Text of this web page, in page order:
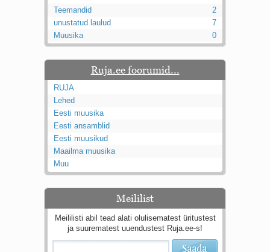
Teemandid
2
unustatud laulud
7
Muusika
0
Ruja.ee foorumid...
RUJA
Lehed
Eesti muusika
Eesti ansamblid
Eesti muusikud
Maailma muusika
Muu
Meililist
Meililisti abil tead alati olulisematest üritustest
ja suurematest uuendustest Ruja.ee-s!